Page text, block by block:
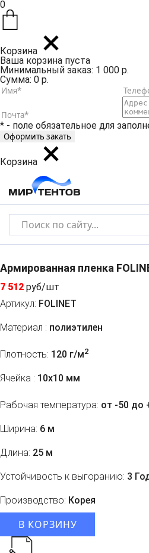
0
Корзина
Ваша корзина пуста
Минимальный заказ: 1 000 р.
Сумма: 0 р.
* - поле обязательное для
Корзина
Армированная пленка
7 512 руб/шт
Артикул: FOLINET
Материал : полиэтилен
Плотность: 120 г/м2
Ячейка : 10х10 мм
Рабочая температура: от -50 до
Ширина: 6 м
Длина: 25 м
Устойчивость к выгоранию: 3
Производство: Корея
В КОРЗИНУ